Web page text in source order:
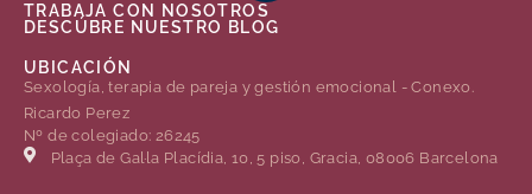
TRABAJA CON NOSOTROS
DESCÚBRE NUESTRO BLOG
UBICACIÓN
Sexología, terapia de pareja y gestión emocional - Conexo.
Ricardo Perez
Nº de colegiado: 26245
Plaça de Gal·la Placídia, 10, 5 piso, Gracia, 08006 Barcelona